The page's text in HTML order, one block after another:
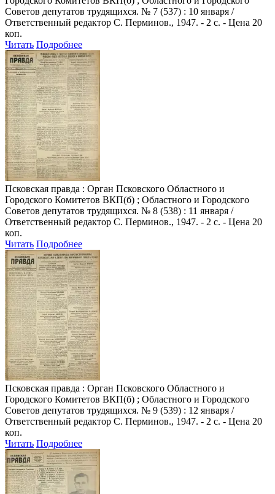
Советов депутатов трудящихся. № 7 (537) : 10 января /
Ответственный редактор С. Перминов., 1947. - 2 с. - Цена 20
коп.
Читать Подробнее
Псковская правда : Орган Псковского Областного и
Городского Комитетов ВКП(б) ; Областного и Городского
Советов депутатов трудящихся. № 8 (538) : 11 января /
Ответственный редактор С. Перминов., 1947. - 2 с. - Цена 20
коп.
Читать Подробнее
Псковская правда : Орган Псковского Областного и
Городского Комитетов ВКП(б) ; Областного и Городского
Советов депутатов трудящихся. № 9 (539) : 12 января /
Ответственный редактор С. Перминов., 1947. - 2 с. - Цена 20
коп.
Читать Подробнее